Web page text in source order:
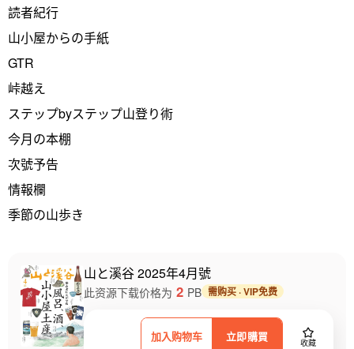
読者紀行
山小屋からの手紙
GTR
峠越え
ステップbyステップ山登り術
今月の本棚
次號予告
情報欄
季節の山歩き
山と溪谷 2025年4月號
加入购物车 立即購買 收藏
此资源下载价格为 2 PB 需购买 · VIP免费